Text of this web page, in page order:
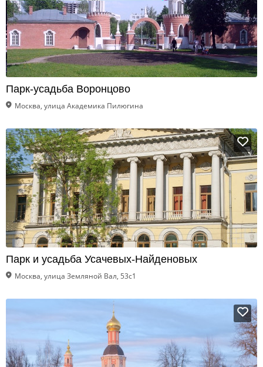
Парк-усадьба Воронцово
Москва, улица Академика Пилюгина
Парк и усадьба Усачевых-Найденовых
Москва, улица Земляной Вал, 53с1